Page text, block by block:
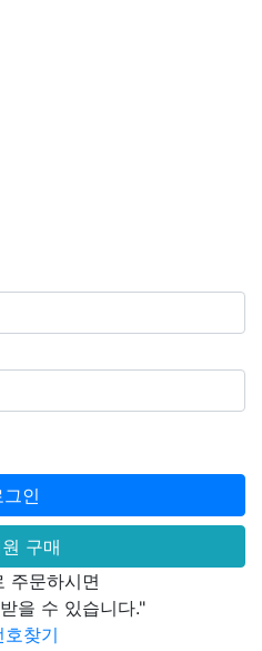
그인
구매
주문하시면
을 수 있습니다."
호찾기